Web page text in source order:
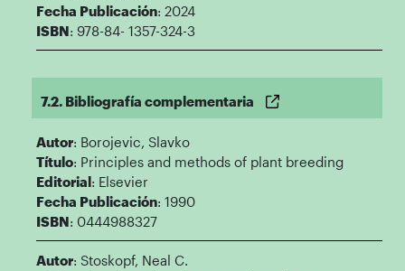
Fecha Publicación: 2024
ISBN: 978-84- 1357-324-3
7.2. Bibliografía complementaria
Autor: Borojevic, Slavko
Título: Principles and methods of plant breeding
Editorial: Elsevier
Fecha Publicación: 1990
ISBN: 0444988327
Autor: Stoskopf, Neal C.